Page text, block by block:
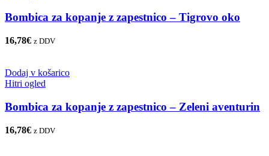
Bombica za kopanje z zapestnico – Tigrovo oko
16,78€ z DDV
Dodaj v košarico
Hitri ogled
Bombica za kopanje z zapestnico – Zeleni aventurin
16,78€ z DDV